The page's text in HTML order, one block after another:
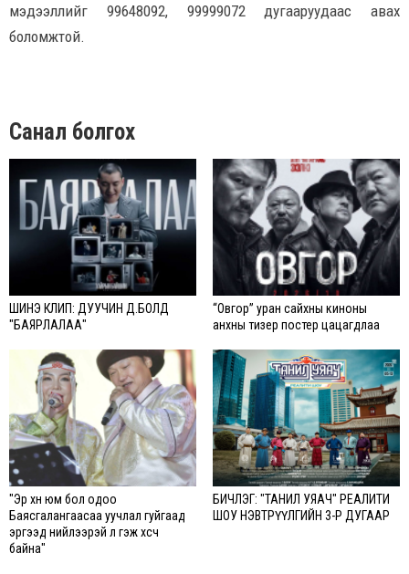
мэдээллийг 99648092, 99999072 дугааруудаас авах
боломжтой.
Санал болгох
ШИНЭ КЛИП: ДУУЧИН Д.БОЛД
"БАЯРЛАЛАА"
“Овгор” уран сайхны киноны
анхны тизер постер цацагдлаа
"Эр хүн юм бол одоо
Баясгалангаасаа уучлал гуйгаад
эргээд нийлээрэй л гэж хүсч
байна"
БИЧЛЭГ: "ТАНИЛ УЯАЧ" РЕАЛИТИ
ШОУ НЭВТРҮҮЛГИЙН 3-Р ДУГААР